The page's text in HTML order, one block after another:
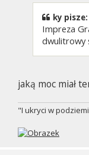
ky pisze:
Impreza
dwulitrowy
jaką moc miał
"I ukryci w